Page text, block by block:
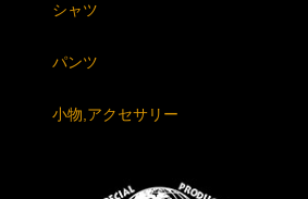
シャツ
パンツ
小物,アクセサリー